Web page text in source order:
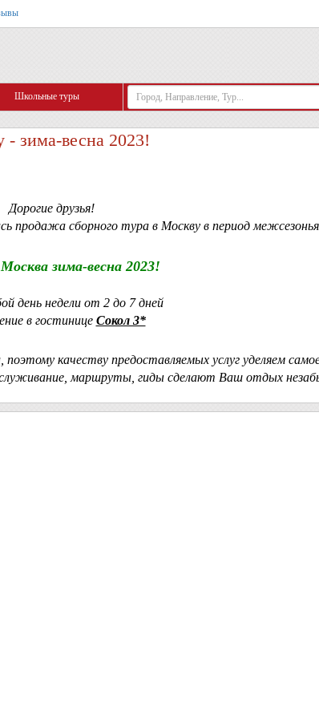
Школьные туры
- зима-весна 2023!
Дорогие друзья!
продажа сборного тура в Москву в период межсезонья
зима-весна 2023!
день недели от 2 до 7 дней
в гостинице Сокол 3*
качеству предоставляемых услуг уделяем
маршруты, гиды сделают Ваш отдых